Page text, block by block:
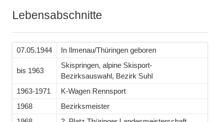
Lebensabschnitte
07.05.1944 In Ilmenau/Thüringen geboren
bis 1963
Skispringen, alpine Skisport-
Bezirksauswahl, Bezirk Suhl
1963-1971
K-Wagen Rennsport
1968
Bezirksmeister